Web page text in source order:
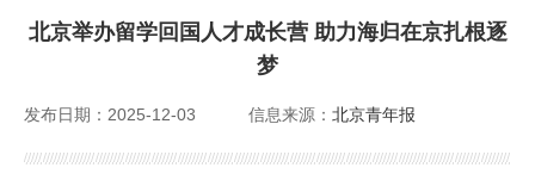
公派留学
北京举办留学回国人才成长营 助力海归在京扎根逐
梦
发布日期：2025-12-03 信息来源： 北京青年报